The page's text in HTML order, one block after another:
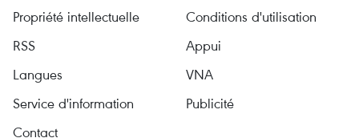
Propriété intellectuelle
Conditions d'utilisation
RSS
Appui
Langues
VNA
Service d'information
Publicité
Contact